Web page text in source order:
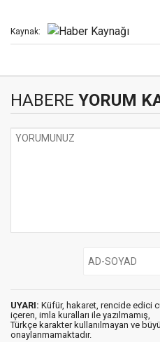
Kaynak:
HABERE YORUM
UYARI: Küfür, hakaret, rencide edici
içeren, imla kuralları ile yazılmamış,
Türkçe karakter kullanılmayan ve
onaylanmamaktadır.